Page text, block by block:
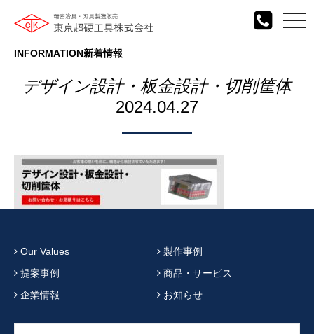
INFORMATION新着情報
デザイン設計・板金設計・切削筐体
2024.04.27
Our Values
製作事例
提案事例
商品・サービス
企業情報
お知らせ